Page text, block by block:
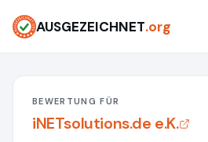
AUSGEZEICHNET.org
BEWERTUNG FÜR
iNETsolutions.de e.K.